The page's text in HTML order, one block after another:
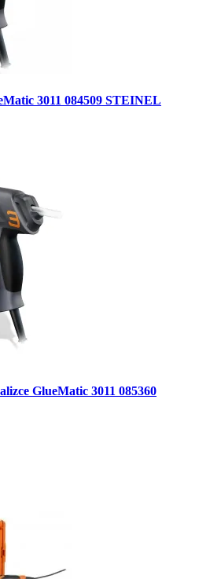
3011 084509 STEINEL
GlueMatic 3011 085360